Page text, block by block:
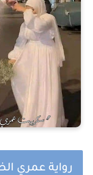
رواية عمري